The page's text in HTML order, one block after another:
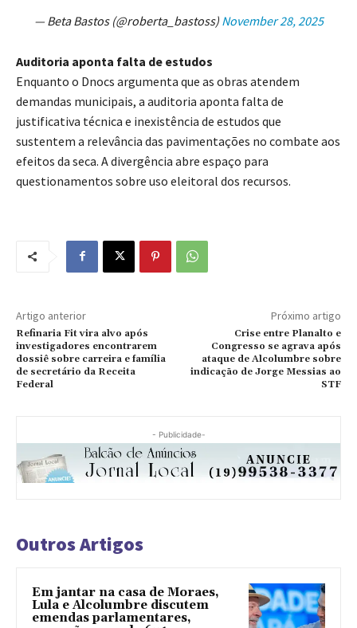
— Beta Bastos (@roberta_bastoss) November 28, 2025
Auditoria aponta falta de estudos
Enquanto o Dnocs argumenta que as obras atendem
demandas municipais, a auditoria aponta falta de
justificativa técnica e inexistência de estudos que
sustentem a relevância das pavimentações no combate aos
efeitos da seca. A divergência abre espaço para
questionamentos sobre uso eleitoral dos recursos.
Artigo anterior
Refinaria Fit vira alvo após
investigadores encontrarem
dossiê sobre carreira e família
de secretário da Receita
Federal
Próximo artigo
Crise entre Planalto e
Congresso se agrava após
ataque de Alcolumbre sobre
indicação de Jorge Messias ao
STF
- Publicidade-
Outros Artigos
Em jantar na casa de Moraes,
Lula e Alcolumbre discutem
emendas parlamentares,